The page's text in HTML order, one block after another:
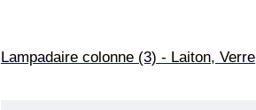
Lampadaire colonne (3) - Laiton, Verre